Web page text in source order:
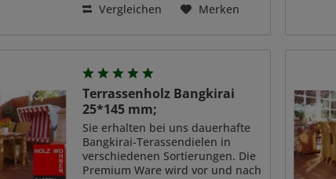
verschiedenen Sortierungen.
Vergleichen Merken
Terrassenholz Bangkirai
25*145 mm;
Sie erhalten bei uns dauerhafte
Bangkirai-Terassendielen in
verschiedenen Sortierungen. Die
Premium Ware wird vor und nach